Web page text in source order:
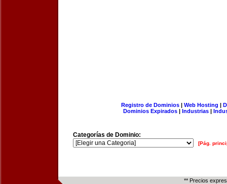
Registro de Dominios| Web Hosting |
Dominios Expirados | Industrias |
Categorías de Dominio:
[Pág.
** Precios